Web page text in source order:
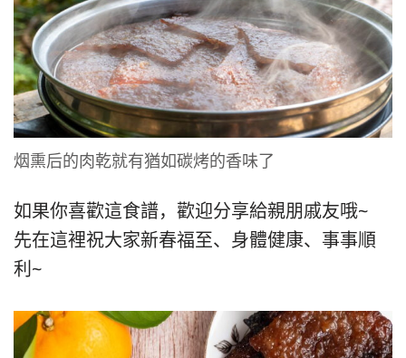
烟熏后的肉乾就有猶如碳烤的香味了
如果你喜歡這食譜，歡迎分享給親朋戚友哦~
先在這裡祝大家新春福至、身體健康、事事順
利~